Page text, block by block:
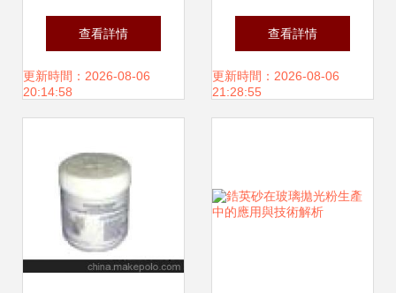
專業玻璃拋光粉生
產，引領精密拋光
查看詳情
更新時間：2026-08-06
20:14:58
用助劑專家，水晶
拋光粉性價比之選
查看詳情
更新時間：2026-08-06
21:28:55